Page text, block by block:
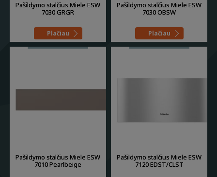
Pašildymo stalčius Miele ESW
7030 GRGR
Plačiau
Pašildymo stalčius Miele ESW
7030 OBSW
Plačiau
Pašildymo stalčius Miele ESW
7010 Pearlbeige
Pašildymo stalčius Miele ESW
7120 EDST/CLST